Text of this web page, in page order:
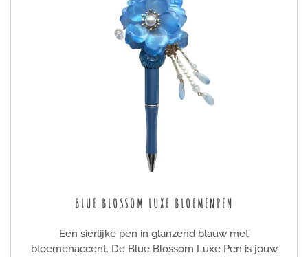
BLUE BLOSSOM LUXE BLOEMENPEN
Een sierlijke pen in glanzend blauw met
bloemenaccent. De Blue Blossom Luxe Pen is jouw